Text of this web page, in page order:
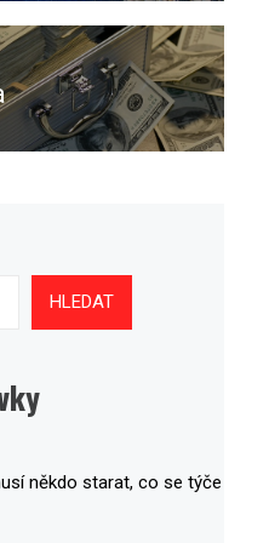
HLEDAT
někdo starat, co se týče